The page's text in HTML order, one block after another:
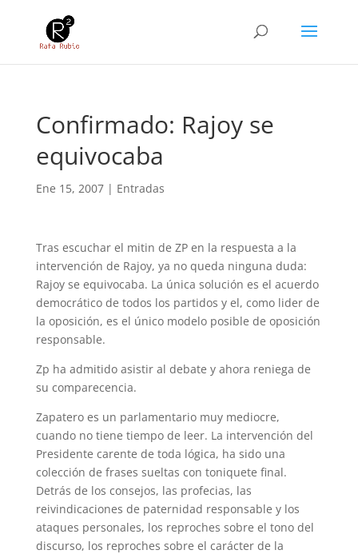
Confirmado: Rajoy se
equivocaba
Ene 15, 2007| Entradas
Tras escuchar el mitin de ZP en la respuesta a la
intervención de Rajoy, ya no queda ninguna duda:
Rajoy se equivocaba. La única solución es el acuerdo
democrático de todos los partidos y el, como lider de
la oposición, es el único modelo posible de oposición
responsable.
Zp ha admitido asistir al debate y ahora reniega de
su comparecencia.
Zapatero es un parlamentario muy mediocre,
cuando no tiene tiempo de leer. La intervención del
Presidente carente de toda lógica, ha sido una
colección de frases sueltas con toniquete final.
Detrás de los consejos, las profecias, las
reivindicaciones de paternidad responsable y los
ataques personales, los reproches sobre el tono del
discurso, los reproches sobre el carácter de la